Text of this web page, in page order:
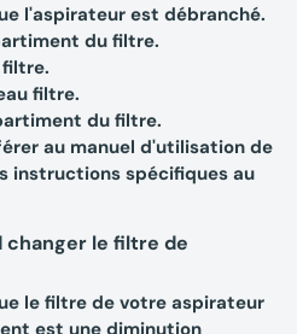
l'aspirateur est débranché.
du filtre.
filtre.
filtre.
du filtre.
au manuel d'utilisation de
instructions spécifiques au
changer le filtre de
le filtre de votre aspirateur
est une diminution